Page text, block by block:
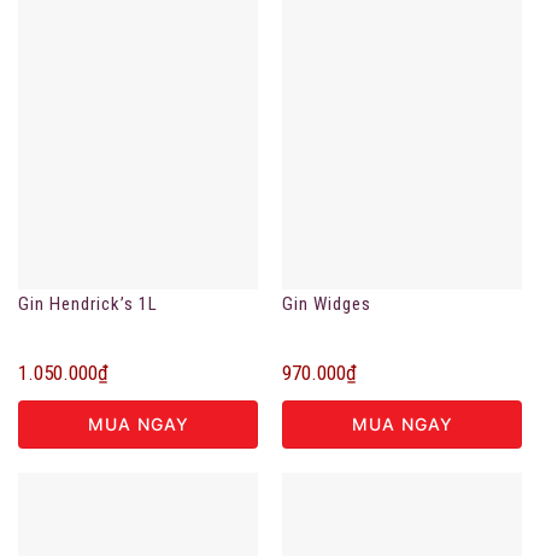
Gin Hendrick’s 1L
1.050.000₫
MUA NGAY
Gin Widges
970.000₫
MUA NGAY